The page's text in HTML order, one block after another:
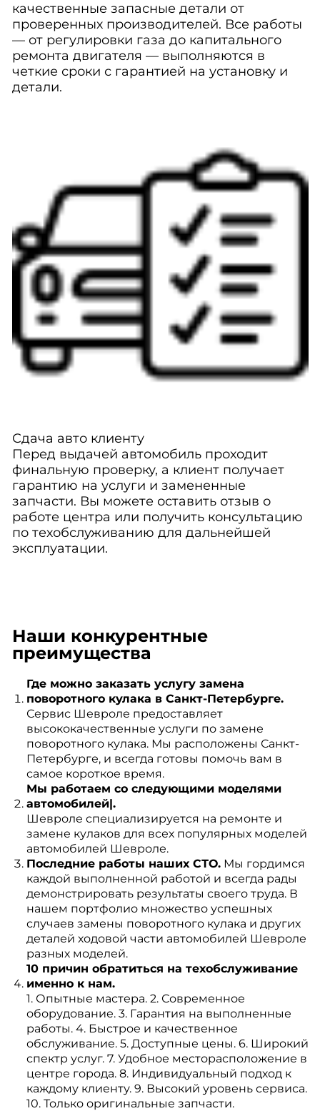
качественные запасные детали от
проверенных производителей. Все работы
— от регулировки газа до капитального
ремонта двигателя — выполняются в
четкие сроки с гарантией на установку и
детали.
Сдача авто клиенту
Перед выдачей автомобиль проходит
финальную проверку, а клиент получает
гарантию на услуги и замененные
запчасти. Вы можете оставить отзыв о
работе центра или получить консультацию
по техобслуживанию для дальнейшей
эксплуатации.
Наши конкурентные
преимущества
Где можно заказать услугу замена
поворотного кулака в Санкт-Петербурге.
Сервис Шевроле предоставляет
высококачественные услуги по замене
поворотного кулака. Мы расположены Санкт-
Петербурге, и всегда готовы помочь вам в
самое короткое время.
Мы работаем со следующими моделями
автомобилей|.
Шевроле специализируется на ремонте и
замене кулаков для всех популярных моделей
автомобилей Шевроле.
Последние работы наших СТО.Мы гордимся
каждой выполненной работой и всегда рады
демонстрировать результаты своего труда. В
нашем портфолио множество успешных
случаев замены поворотного кулака и других
деталей ходовой части автомобилей Шевроле
разных моделей.
10 причин обратиться на техобслуживание
именно к нам.
1. Опытные мастера. 2. Современное
оборудование. 3. Гарантия на выполненные
работы. 4. Быстрое и качественное
обслуживание. 5. Доступные цены. 6. Широкий
спектр услуг. 7. Удобное месторасположение в
центре города. 8. Индивидуальный подход к
каждому клиенту. 9. Высокий уровень сервиса.
10. Только оригинальные запчасти.